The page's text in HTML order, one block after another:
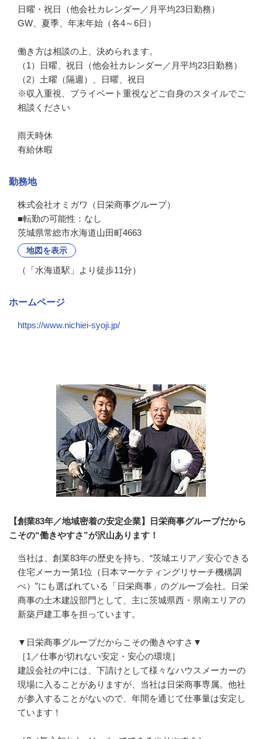
日曜・祝日（他会社カレンダー／月平均23日勤務）
GW、夏季、年末年始（各4～6日）
働き方は相談の上、決められます。
（1）日曜、祝日（他会社カレンダー／月平均23日勤務）
（2）土曜（隔週）、日曜、祝日
※収入重視、プライベート重視などご自身のスタイルでご
相談ください
雨天時休
有給休暇
勤務地
株式会社オミガワ（日栄商事グループ）
■転勤の可能性：なし
茨城県常総市水海道山田町4663
地図を表示
（「水海道駅」より徒歩11分）
ホームページ
https://www.nichiei-syoji.jp/
【創業83年／地域密着の安定企業】日栄商事グループだから
こその“働きやすさ”が沢山あります！
当社は、創業83年の歴史を持ち、“茨城エリア／安心できる
住宅メーカー第1位（日本マーケティングリサーチ機構調
べ）”にも選ばれている「日栄商事」のグループ会社。日栄
商事の土木建設部門として、主に茨城県西・県南エリアの
新築戸建工事を担っています。
▼日栄商事グループだからこその働きやすさ▼
［1／仕事が切れない安定・安心の環境］
建設会社の中には、下請けとして様々なハウスメーカーの
現場に入ることがありますが、当社は日栄商事専属。他社
が参入することがないので、年間を通じて仕事量は安定し
ています！